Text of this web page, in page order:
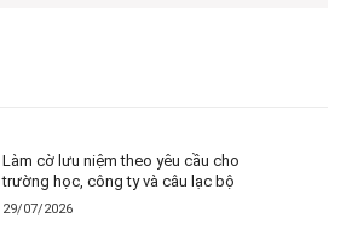
Làm cờ lưu niệm theo yêu cầu cho
trường học, công ty và câu lạc bộ
29/07/2026